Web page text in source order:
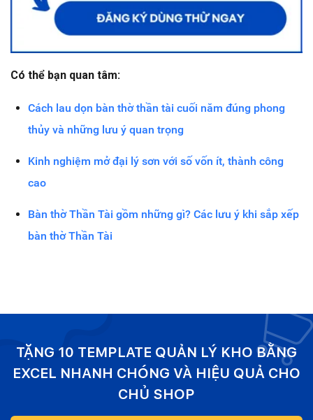
Có thể bạn quan tâm:
Cách lau dọn bàn thờ thần tài cuối năm đúng phong
thủy và những lưu ý quan trọng
Kinh nghiệm mở đại lý sơn với số vốn ít, thành công
cao
Bàn thờ Thần Tài gồm những gì? Các lưu ý khi sắp xếp
bàn thờ Thần Tài
TẶNG 10 TEMPLATE QUẢN LÝ KHO BẰNG
EXCEL NHANH CHÓNG VÀ HIỆU QUẢ CHO
CHỦ SHOP